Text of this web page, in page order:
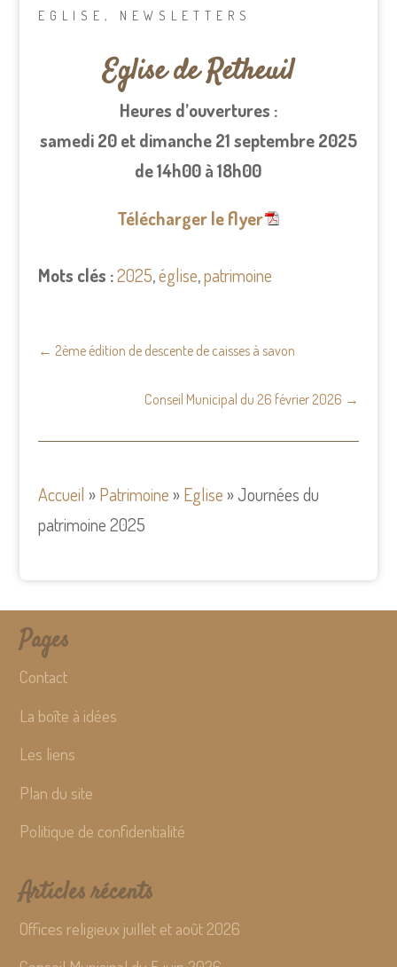
EGLISE , NEWSLETTERS
Eglise de Retheuil
Heures d’ouvertures :
samedi 20 et dimanche 21 septembre 2025
de 14h00 à 18h00
Télécharger le flyer
Mots clés :2025,église,patrimoine
← 2ème édition de descente de caisses à savon
Conseil Municipal du 26 février 2026 →
Accueil »Patrimoine »Eglise »Journées du
patrimoine 2025
Pages
Contact
La boîte à idées
Les liens
Plan du site
Politique de confidentialité
Articles récents
Offices religieux juillet et août 2026